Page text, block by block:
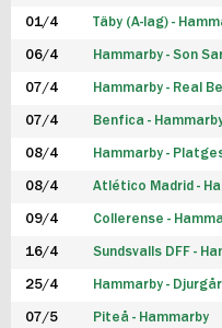
FUTSAL DAM
01/4 Täby (A-lag) -
06/4 Hammarby - Son
07/4 Hammarby - Real
07/4 Benfica -
08/4 Hammarby -
08/4 Atlético Madrid -
09/4 Collerense -
16/4 Sundsvalls DFF -
25/4 Hammarby -
07/5 Piteå - Hammarby